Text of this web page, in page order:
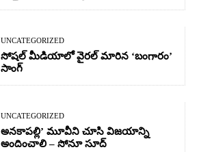
UNCATEGORIZED
సోషల్ మీడియాలో వైరల్ మారిన ‘బంగారం’
సాంగ్
UNCATEGORIZED
అనకాపల్లి’ మూవీని చూసి విజయాన్ని
అందించాలి – సోనూ సూద్